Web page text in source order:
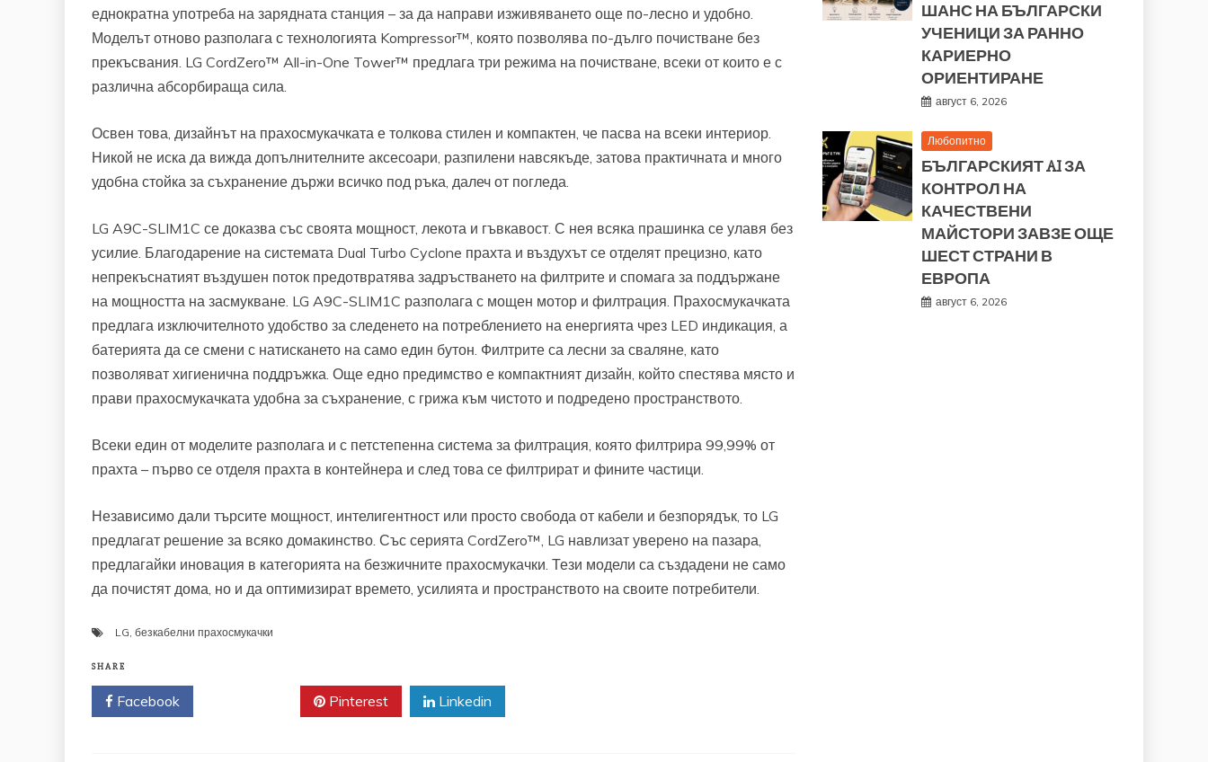
еднократна употреба на зарядната станция – за да направи изживяването още по-лесно и удобно.
Моделът отново разполага с технологията Kompressor™, която позволява по-дълго почистване без
прекъсвания. LG CordZero™ All-in-One Tower™ предлага три режима на почистване, всеки от които е с
различна абсорбираща сила.
Освен това, дизайнът на прахосмукачката е толкова стилен и компактен, че пасва на всеки интериор.
Никой не иска да вижда допълнителните аксесоари, разпилени навсякъде, затова практичната и много
удобна стойка за съхранение държи всичко под ръка, далеч от погледа.
LG A9C-SLIM1C се доказва със своята мощност, лекота и гъвкавост. С нея всяка прашинка се улавя без
усилие. Благодарение на системата Dual Turbo Cyclone прахта и въздухът се отделят прецизно, като
непрекъснатият въздушен поток предотвратява задръстването на филтрите и спомага за поддържане
на мощността на засмукване. LG A9C-SLIM1C разполага с мощен мотор и филтрация. Прахосмукачката
предлага изключителното удобство за следенето на потреблението на енергията чрез LED индикация, а
батерията да се смени с натискането на само един бутон. Филтрите са лесни за сваляне, като
позволяват хигиенична поддръжка. Още едно предимство е компактният дизайн, който спестява място и
прави прахосмукачката удобна за съхранение, с грижа към чистото и подредено пространството.
Всеки един от моделите разполага и с петстепенна система за филтрация, която филтрира 99,99% от
прахта – първо се отделя прахта в контейнера и след това се филтрират и фините частици.
Независимо дали търсите мощност, интелигентност или просто свобода от кабели и безпорядък, то LG
предлагат решение за всяко домакинство. Със серията CordZero™, LG навлизат уверено на пазара,
предлагайки иновация в категорията на безжичните прахосмукачки. Тези модели са създадени не само
да почистят дома, но и да оптимизират времето, усилията и пространството на своите потребители.
LG безкабелни прахосмукачки
SHARE
Facebook Pinterest Linkedin
ШАНС НА БЪЛГАРСКИ
УЧЕНИЦИ ЗА РАННО
КАРИЕРНО
ОРИЕНТИРАНЕ
август 6, 2026
Любопитно
БЪЛГАРСКИЯТ AI ЗА
КОНТРОЛ НА
КАЧЕСТВЕНИ
МАЙСТОРИ ЗАВЗЕ ОЩЕ
ШЕСТ СТРАНИ В
ЕВРОПА
август 6, 2026